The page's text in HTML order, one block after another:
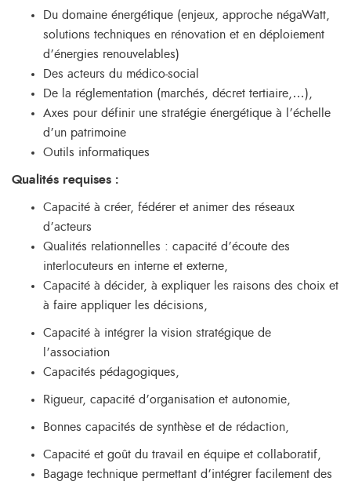
Du domaine énergétique (enjeux, approche négaWatt,
solutions techniques en rénovation et en déploiement
d’énergies renouvelables)
Des acteurs du médico-social
De la réglementation (marchés, décret tertiaire,…),
Axes pour définir une stratégie énergétique à l’échelle
d’un patrimoine
Outils informatiques
Qualités requises :
Capacité à créer, fédérer et animer des réseaux
d’acteurs
Qualités relationnelles : capacité d’écoute des
interlocuteurs en interne et externe,
Capacité à décider, à expliquer les raisons des choix et
à faire appliquer les décisions,
Capacité à intégrer la vision stratégique de
l’association
Capacités pédagogiques,
Rigueur, capacité d’organisation et autonomie,
Bonnes capacités de synthèse et de rédaction,
Capacité et goût du travail en équipe et collaboratif,
Bagage technique permettant d’intégrer facilement des